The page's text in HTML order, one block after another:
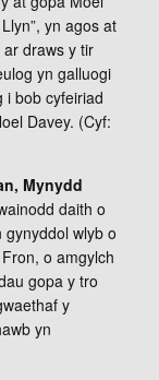
yn agos at
draws y tir
yn galluogi
i bob cyfeiriad
Davey. (Cyf:
Mynydd
daith o
wlyb o
o amgylch
gopa y tro
y
yn